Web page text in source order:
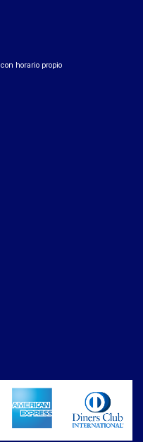
horario propio